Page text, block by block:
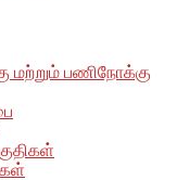
பணிநோக்கு